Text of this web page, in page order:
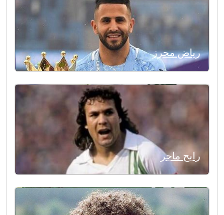
رياض محرز
رابح ماجر